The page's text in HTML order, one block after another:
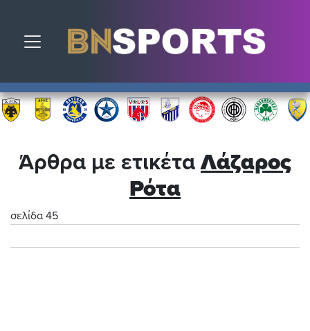
Toggle navigation
Άρθρα με ετικέταΛάζαρος
Ρότα
σελίδα 45